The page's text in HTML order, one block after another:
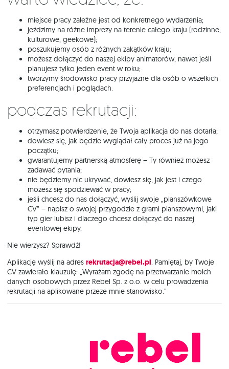
miejsce pracy zależne jest od konkretnego wydarzenia;
jeździmy na różne imprezy na terenie całego kraju (rodzinne,
kulturowe, geekowe);
poszukujemy osób z różnych zakątków kraju;
możesz dołączyć do naszej ekipy animatorów, nawet jeśli
planujesz tylko jeden event w roku;
tworzymy środowisko pracy przyjazne dla osób o wszelkich
preferencjach i poglądach.
Podczas rekrutacji:
otrzymasz potwierdzenie, że Twoja aplikacja do nas dotarła;
dowiesz się, jak będzie wyglądał cały proces już na jego
początku;
gwarantujemy partnerską atmosferę – Ty również możesz
zadawać pytania;
nie będziemy nic ukrywać, dowiesz się, jak jest i czego
możesz się spodziewać w pracy;
jeśli chcesz do nas dołączyć, wyślij swoje „planszówkowe
CV” – napisz o swojej przygodzie z grami planszowymi, jaki
typ gier lubisz i dlaczego chcesz dołączyć do naszej
eventowej ekipy.
Nie wierzysz? Sprawdź!
Aplikację wyślij na adres rekrutacja@rebel.pl. Pamiętaj, by Twoje
CV zawierało klauzulę: „Wyrażam zgodę na przetwarzanie moich
danych osobowych przez Rebel Sp. z o.o. w celu prowadzenia
rekrutacji na aplikowane przeze mnie stanowisko.”